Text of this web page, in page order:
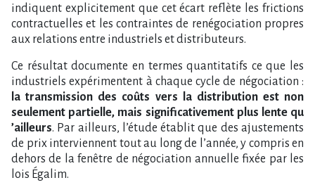
indiquent explicitement que cet écart reflète les frictions
contractuelles et les contraintes de renégociation propres
aux relations entre industriels et distributeurs.
Ce résultat documente en termes quantitatifs ce que les
industriels expérimentent à chaque cycle de négociation :
la transmission des coûts vers la distribution est non
seulement partielle, mais significativement plus lente qu​
‌’ailleurs. Par ailleurs, l​‌’étude établit que des ajustements
de prix interviennent tout au long de l​‌’année, y compris en
dehors de la fenêtre de négociation annuelle fixée par les
lois Égalim.